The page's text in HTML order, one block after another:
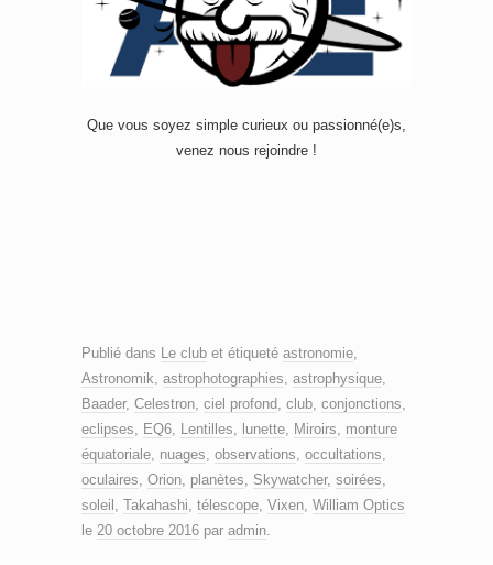
Que vous soyez simple curieux ou passionné(e)s,
venez nous rejoindre !
Publié dans Le club et étiqueté astronomie
Astronomik astrophotographies astrophysique
Baader, Celestron ciel profond club conjonctions
eclipses
EQ6 Lentilles lunette Miroirs
monture
équatoriale nuages observations occultations
oculaires Orion planètes Skywatcher, soirées
soleil
Takahashi télescope Vixen William Optics
le 20 octobre 2016 par admin